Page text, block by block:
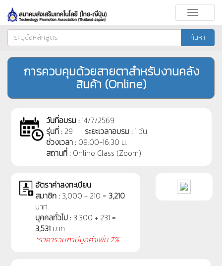
Toggle
ค้นหา
การควบคุมด้วยสายตาสำหรับงานคลัง
สินค้า (Online)
วันที่อบรม :14/7/2569
รุ่นที่ : 29 ระยะเวลาอบรม :1 วัน
ช่วงเวลา : 09:00-16:30 น.
สถานที่ : Online Class (Zoom)
อัตราค่าลงทะเบียน
สมาชิก : 3,000 + 210 = 3,210
บาท
บุคคลทั่วไป : 3,300 + 231 =
3,531 บาท
*ราคารวมภาษีมูลค่าเพิ่ม 7%